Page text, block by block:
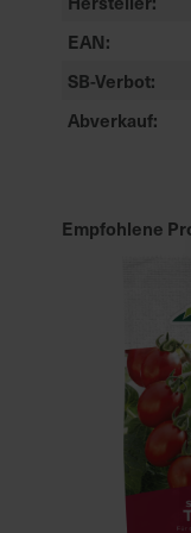
EAN
SB-Verbot
Abverkauf
Empfohlene